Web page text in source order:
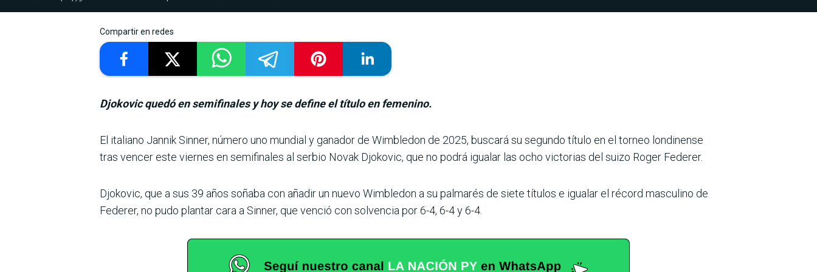
Compartir en redes
Djokovic quedó en semifinales y hoy se define el título en femenino.
El italiano Jannik Sinner, número uno mundial y ganador de Wimbledon de 2025, buscará su segundo título en el torneo londi­nense
tras vencer este vier­nes en semifinales al ser­bio Novak Djokovic, que no podrá igualar las ocho victorias del suizo Roger Federer.
Djokovic, que a sus 39 años soñaba con añadir un nuevo Wimbledon a su palmarés de siete títulos e igualar el récord mascu­lino de
Federer, no pudo plantar cara a Sinner, que venció con solvencia por 6-4, 6-4 y 6-4.